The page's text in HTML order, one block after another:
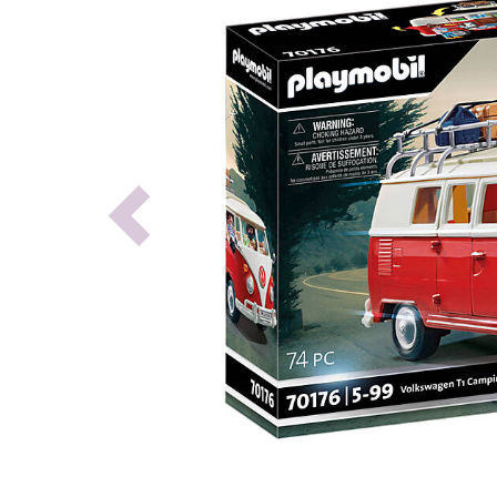
Previous